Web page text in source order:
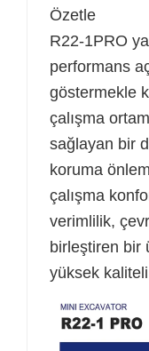
Özetle
R22-1PRO
performans
göstermekle
çalışma
sağlayan bir
koruma
çalışma
verimlilik,
birleştiren bir
yüksek